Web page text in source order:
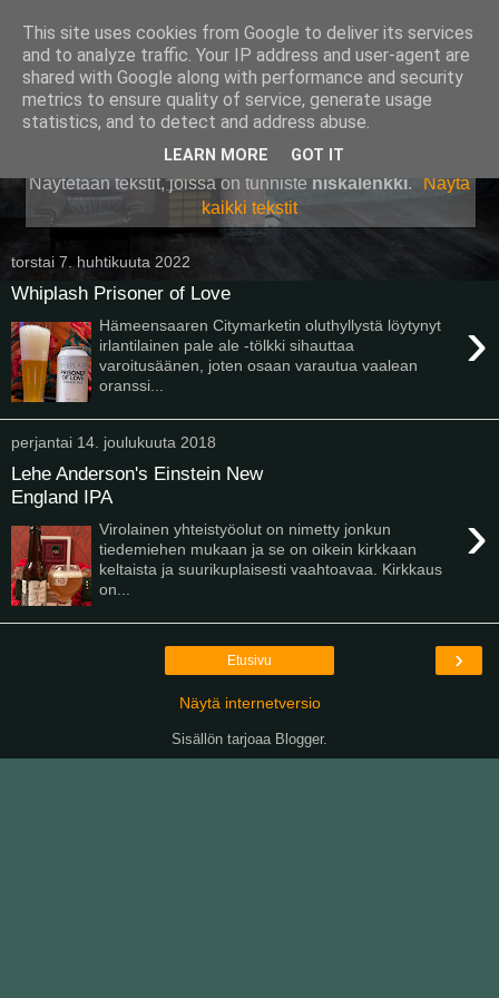
Pullollinen
Näytetään tekstit, joissa on tunniste niskalenkki.
Näytä
kaikki tekstit
torstai 7. huhtikuuta 2022
Whiplash Prisoner of Love
›
Hämeensaaren Citymarketin oluthyllystä löytynyt
irlantilainen pale ale -tölkki sihauttaa
varoitusäänen, joten osaan varautua vaalean
oranssi...
perjantai 14. joulukuuta 2018
Lehe Anderson's Einstein New
England IPA
›
Virolainen yhteistyöolut on nimetty jonkun
tiedemiehen mukaan ja se on oikein kirkkaan
keltaista ja suurikuplaisesti vaahtoavaa. Kirkkaus
on...
›
Etusivu
Näytä internetversio
Sisällön tarjoaa Blogger.
This site uses cookies from Google to deliver its services
and to analyze traffic. Your IP address and user-agent are
shared with Google along with performance and security
metrics to ensure quality of service, generate usage
statistics, and to detect and address abuse.
LEARN MORE GOT IT